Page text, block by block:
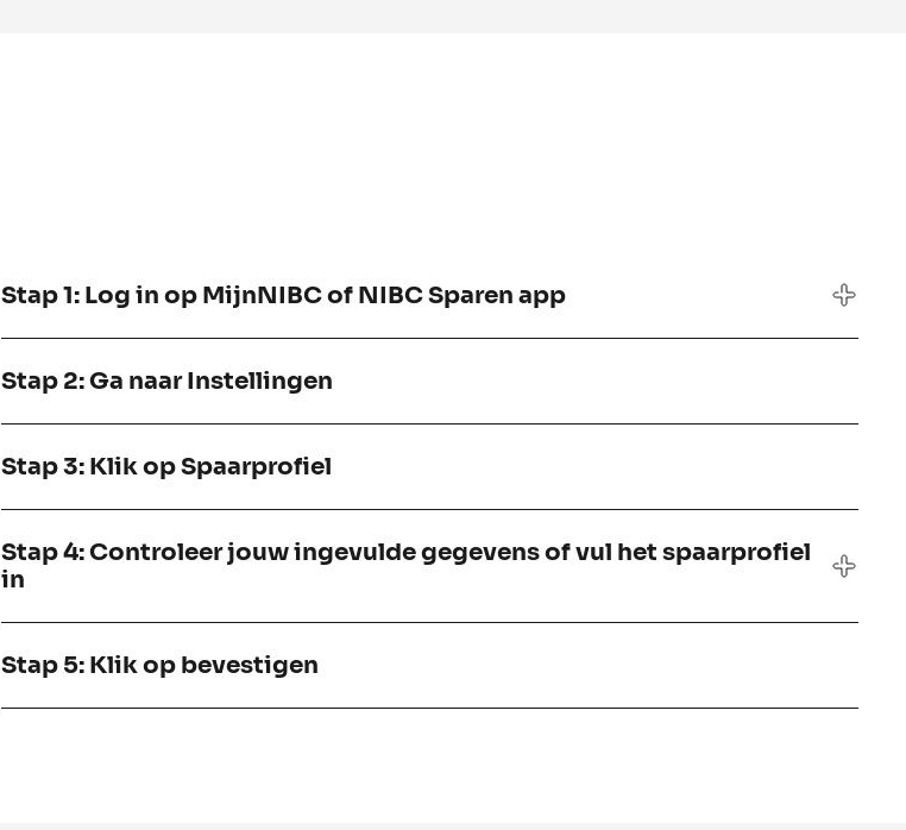
Stap 1: Log in op MijnNIBC of NIBC Sparen app
Stap 2: Ga naar Instellingen
Stap 3: Klik op Spaarprofiel
Stap 4: Controleer jouw ingevulde gegevens of vul het spaarprofiel
in
Stap 5: Klik op bevestigen